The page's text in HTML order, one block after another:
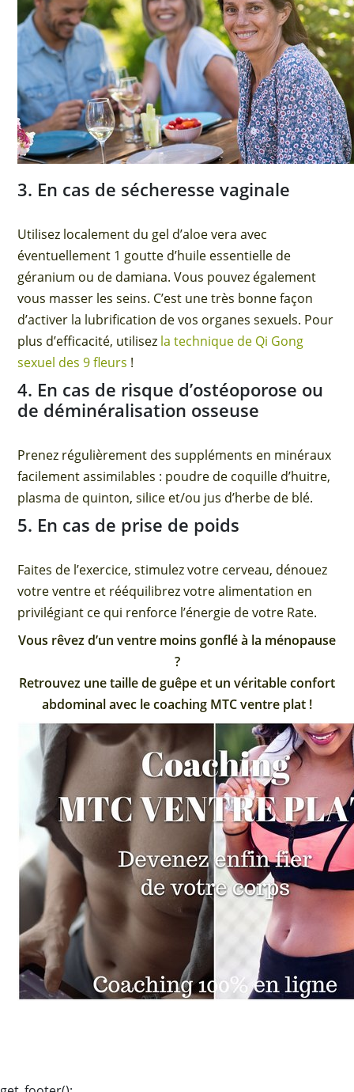
3. En cas de sécheresse vaginale
Utilisez localement du gel d’aloe vera avec
éventuellement 1 goutte d’huile essentielle de
géranium ou de damiana. Vous pouvez également
vous masser les seins. C’est une très bonne façon
d’activer la lubrification de vos organes sexuels. Pour
plus d’efficacité, utilisez la technique de Qi Gong
sexuel des 9 fleurs !
4. En cas de risque d’ostéoporose ou
de déminéralisation osseuse
Prenez régulièrement des suppléments en minéraux
facilement assimilables : poudre de coquille d’huitre,
plasma de quinton, silice et/ou jus d’herbe de blé.
5. En cas de prise de poids
Faites de l’exercice, stimulez votre cerveau, dénouez
votre ventre et rééquilibrez votre alimentation en
privilégiant ce qui renforce l’énergie de votre Rate.
Vous rêvez d’un ventre moins gonflé à la ménopause
?
Retrouvez une taille de guêpe et un véritable confort
abdominal avec le coaching MTC ventre plat !